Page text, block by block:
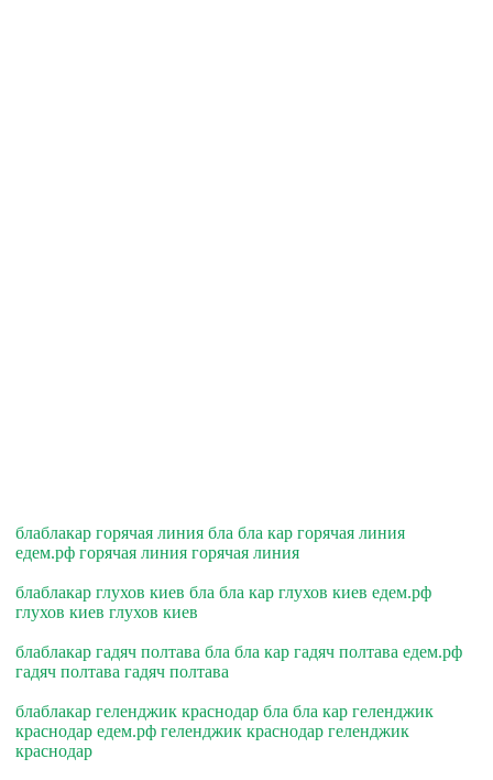
блаблакар горячая линия бла бла кар горячая линия
едем.рф горячая линия горячая линия
блаблакар глухов киев бла бла кар глухов киев едем.рф
глухов киев глухов киев
блаблакар гадяч полтава бла бла кар гадяч полтава едем.рф
гадяч полтава гадяч полтава
блаблакар геленджик краснодар бла бла кар геленджик
краснодар едем.рф геленджик краснодар геленджик
краснодар